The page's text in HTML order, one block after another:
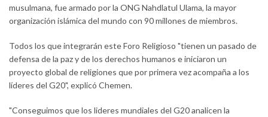
musulmana, fue armado por la ONG Nahdlatul Ulama, la mayor
organización islámica del mundo con 90 millones de miembros.
Todos los que integrarán este Foro Religioso "tienen un pasado de
defensa de la paz y de los derechos humanos e iniciaron un
proyecto global de religiones que por primera vez acompaña a los
líderes del G20", explicó Chemen.
"Conseguimos que los lideres mundiales del G20 analicen la